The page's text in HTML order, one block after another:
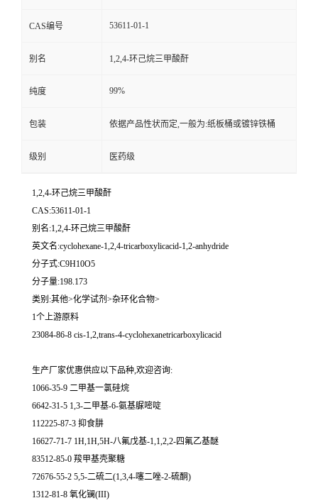
CAS编号 53611-01-1
别名 1,2,4-环己烷三甲酸酐
纯度 99%
包装 依据产品性状而定,一般为:纸板桶或镀锌铁桶
级别 医药级
1,2,4-环己烷三甲酸酐
CAS:53611-01-1
别名:1,2,4-环己烷三甲酸酐
英文名:cyclohexane-1,2,4-tricarboxylicacid-1,2-anhydride
分子式:C9H10O5
分子量:198.173
类别:其他>化学试剂>杂环化合物>
1个上游原料
23084-86-8 cis-1,2,trans-4-cyclohexanetricarboxylicacid
生产厂家优惠供应以下品种,欢迎咨询:
1066-35-9 二甲基一氯硅烷
6642-31-5 1,3-二甲基-6-氨基脲嘧啶
112225-87-3 抑食肼
16627-71-7 1H,1H,5H-八氟戊基-1,1,2,2-四氟乙基醚
83512-85-0 羧甲基壳聚糖
72676-55-2 5,5-二硫二(1,3,4-噻二唑-2-硫酮)
1312-81-8 氧化镧(III)